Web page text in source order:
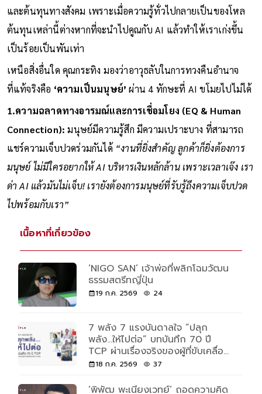
ว่าประกอบด้วย ต้นทุนทางความคิด ต้นทุนสันดาน (ทัศนคติที่ดี)
และต้นทุนทางสังคม เพราะเมื่อความรู้ทั่วไปกลายเป็นของโหล
ต้นทุนเหล่านี้ต่างหากที่จะนำไปคูณกับ AI แล้วทำให้เราเก่งขึ้น
เป็นร้อยเป็นพันเท่า
เหนือสิ่งอื่นใด คุณกระทิง มองว่าอาวุธลับในการทวงคืนอำนาจ
‘ความเป็นมนุษย์’
ผ่าน 4 ทักษะที่ AI ขโมยไปไม่ได้
1.ความฉลาดทางอารมณ์และการเชื่อมโยง (EQ & Human
Connection):มนุษย์มีความรู้สึก มีความเปราะบาง ที่สามารถ
แชร์ความเจ็บปวดร่วมกันได้“งานที่ยิ่งสำคัญ ลูกค้าก็ยิ่งต้องการ
มนุษย์ ไม่มีใครอยากให้ AI บริหารเงินหลักล้าน เพราะเวลาเจ๊ง เรา
ด่า AI แล้วมันไม่เจ็บ! เรายังต้องการมนุษย์ที่รับรู้ถึงความเจ็บปวด
เนื้อหาที่เกี่ยวข้อง
‘NIGO SAN’ เจ้าพ่อที่พลิกโฉมวัฒน
ธรรมสตรีทญี่ปุ่น
7 พลัง 7 แรงบันดาลใจ “ปลุก
พลัง...ให้ไปต่อ” บทบันทึก 70 ปี
TCP ผ่านเรื่องจริงของผู้ที่ขับเคลื่อน